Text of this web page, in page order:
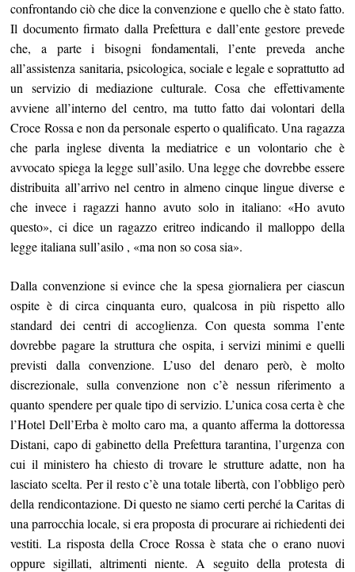
confrontando ciò che dice la convenzione e quello che è stato fatto.
Il documento firmato dalla Prefettura e dall’ente gestore prevede
che, a parte i bisogni fondamentali, l’ente preveda anche
all’assistenza sanitaria, psicologica, sociale e legale e soprattutto ad
un servizio di mediazione culturale. Cosa che effettivamente
avviene all’interno del centro, ma tutto fatto dai volontari della
Croce Rossa e non da personale esperto o qualificato. Una ragazza
che parla inglese diventa la mediatrice e un volontario che è
avvocato spiega la legge sull’asilo. Una legge che dovrebbe essere
distribuita all’arrivo nel centro in almeno cinque lingue diverse e
che invece i ragazzi hanno avuto solo in italiano: «Ho avuto
questo», ci dice un ragazzo eritreo indicando il malloppo della
legge italiana sull’asilo , «ma non so cosa sia».
Dalla convenzione si evince che la spesa giornaliera per ciascun
ospite è di circa cinquanta euro, qualcosa in più rispetto allo
standard dei centri di accoglienza. Con questa somma l’ente
dovrebbe pagare la struttura che ospita, i servizi minimi e quelli
previsti dalla convenzione. L’uso del denaro però, è molto
discrezionale, sulla convenzione non c’è nessun riferimento a
quanto spendere per quale tipo di servizio. L’unica cosa certa è che
l’Hotel Dell’Erba è molto caro ma, a quanto afferma la dottoressa
Distani, capo di gabinetto della Prefettura tarantina, l’urgenza con
cui il ministero ha chiesto di trovare le strutture adatte, non ha
lasciato scelta. Per il resto c’è una totale libertà, con l’obbligo però
della rendicontazione. Di questo ne siamo certi perché la Caritas di
una parrocchia locale, si era proposta di procurare ai richiedenti dei
vestiti. La risposta della Croce Rossa è stata che o erano nuovi
oppure sigillati, altrimenti niente. A seguito della protesta di